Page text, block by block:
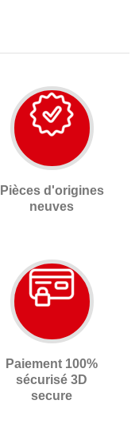
Pièces d'origines
neuves
Paiement 100%
sécurisé 3D
secure